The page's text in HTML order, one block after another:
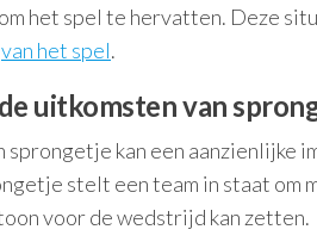
het spel te hervatten. Deze
van het spel.
uitkomsten van
sprongetje kan een aanzienlijke
stelt een team in staat om
voor de wedstrijd kan zetten.